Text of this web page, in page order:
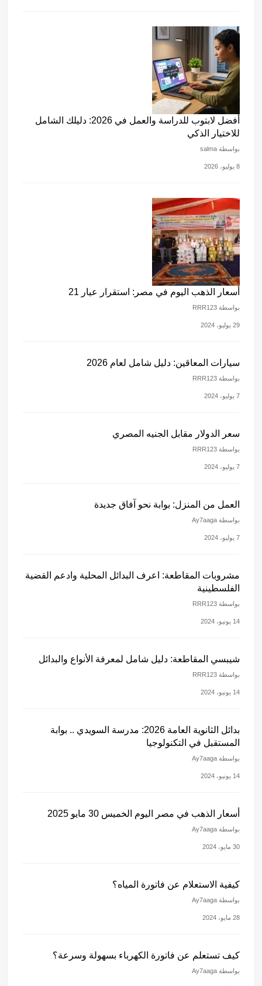
أفضل لابتوب للدراسة والعمل في 2026: دليلك الشامل
للاختيار الذكي
بواسطة salma
8 يوليو، 2026
أسعار الذهب اليوم في مصر: استقرار عيار 21
بواسطة RRR123
29 يوليو، 2024
سيارات المعاقين: دليل شامل لعام 2026
بواسطة RRR123
7 يوليو، 2024
سعر الدولار مقابل الجنيه المصري
بواسطة RRR123
7 يوليو، 2024
العمل من المنزل: بوابة نحو آفاق جديدة
بواسطة Ay7aaga
7 يوليو، 2024
مشروبات المقاطعة: اعرف البدائل المحلية وادعم القضية
الفلسطينية
بواسطة RRR123
14 يونيو، 2024
شيبسي المقاطعة: دليل شامل لمعرفة الأنواع والبدائل
بواسطة RRR123
14 يونيو، 2024
بدائل الثانوية العامة 2026: مدرسة السويدي .. بوابة
المستقبل في التكنولوجيا
بواسطة Ay7aaga
14 يونيو، 2024
أسعار الذهب في مصر اليوم الخميس 30 مايو 2025
بواسطة Ay7aaga
30 مايو، 2024
كيفية الاستعلام عن فاتورة المياه؟
بواسطة Ay7aaga
28 مايو، 2024
كيف تستعلم عن فاتورة الكهرباء بسهولة وسرعة؟
بواسطة Ay7aaga